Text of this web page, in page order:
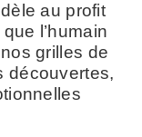
au profit
l’humain
grilles de
découvertes,